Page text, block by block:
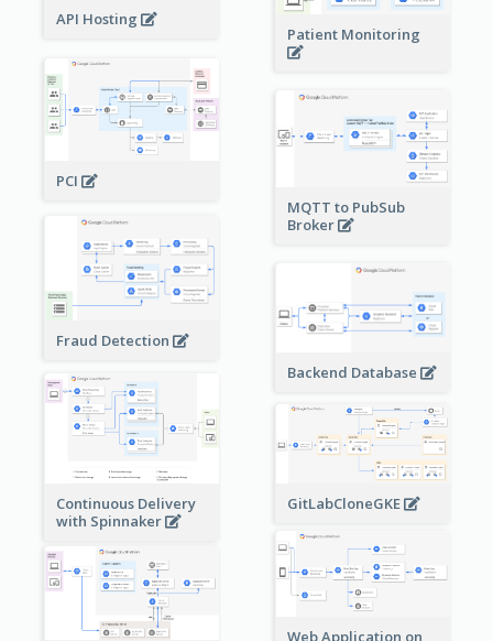
Patient Monitoring
API Hosting
PCI
MQTT to PubSub
Broker
Fraud Detection
Backend Database
Continuous Delivery
with Spinnaker
GitLabCloneGKE
Web Application on